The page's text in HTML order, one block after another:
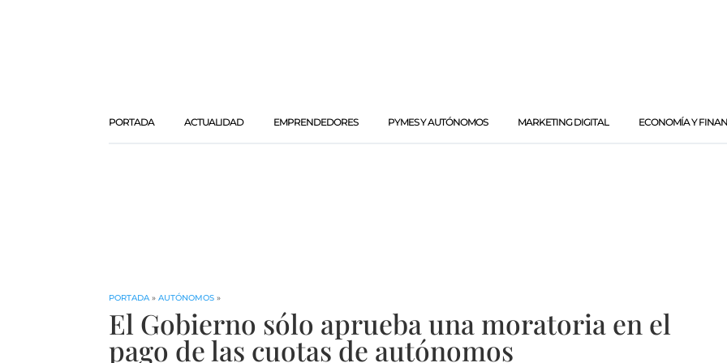
PORTADA ACTUALIDAD EMPRENDEDORES PYMES Y AUTÓNOMOS MARKETING DIGITAL ECONOMÍA Y
PORTADA »AUTÓNOMOS »
El Gobierno sólo aprueba una moratoria en el
pago de las cuotas de autónomos